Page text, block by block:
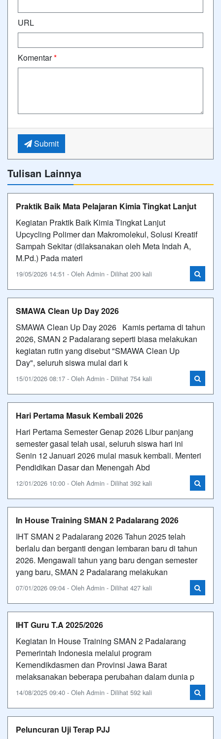
URL
Komentar*
Submit
Tulisan Lainnya
Praktik Baik Mata Pelajaran Kimia Tingkat Lanjut
Kegiatan Praktik Baik Kimia Tingkat Lanjut
Upcycling Polimer dan Makromolekul, Solusi Kreatif
Sampah Sekitar (dilaksanakan oleh Meta Indah A,
M.Pd.) Pada materi
19/05/2026 14:51 - Oleh Admin - Dilihat 200 kali
SMAWA Clean Up Day 2026
SMAWA Clean Up Day 2026 Kamis pertama di tahun
2026, SMAN 2 Padalarang seperti biasa melakukan
kegiatan rutin yang disebut "SMAWA Clean Up
Day", seluruh siswa mulai dari k
15/01/2026 08:17 - Oleh Admin - Dilihat 754 kali
Hari Pertama Masuk Kembali 2026
Hari Pertama Semester Genap 2026 Libur panjang
semester gasal telah usai, seluruh siswa hari ini
Senin 12 Januari 2026 mulai masuk kembali. Menteri
Pendidikan Dasar dan Menengah Abd
12/01/2026 10:00 - Oleh Admin - Dilihat 392 kali
In House Training SMAN 2 Padalarang 2026
IHT SMAN 2 Padalarang 2026 Tahun 2025 telah
berlalu dan berganti dengan lembaran baru di tahun
2026. Mengawali tahun yang baru dengan semester
yang baru, SMAN 2 Padalarang melakukan
07/01/2026 09:04 - Oleh Admin - Dilihat 427 kali
IHT Guru T.A 2025/2026
Kegiatan In House Training SMAN 2 Padalarang
Pemerintah Indonesia melalui program
Kemendikdasmen dan Provinsi Jawa Barat
melaksanakan beberapa perubahan dalam dunia p
14/08/2025 09:40 - Oleh Admin - Dilihat 592 kali
Peluncuran Uji Terap PJJ